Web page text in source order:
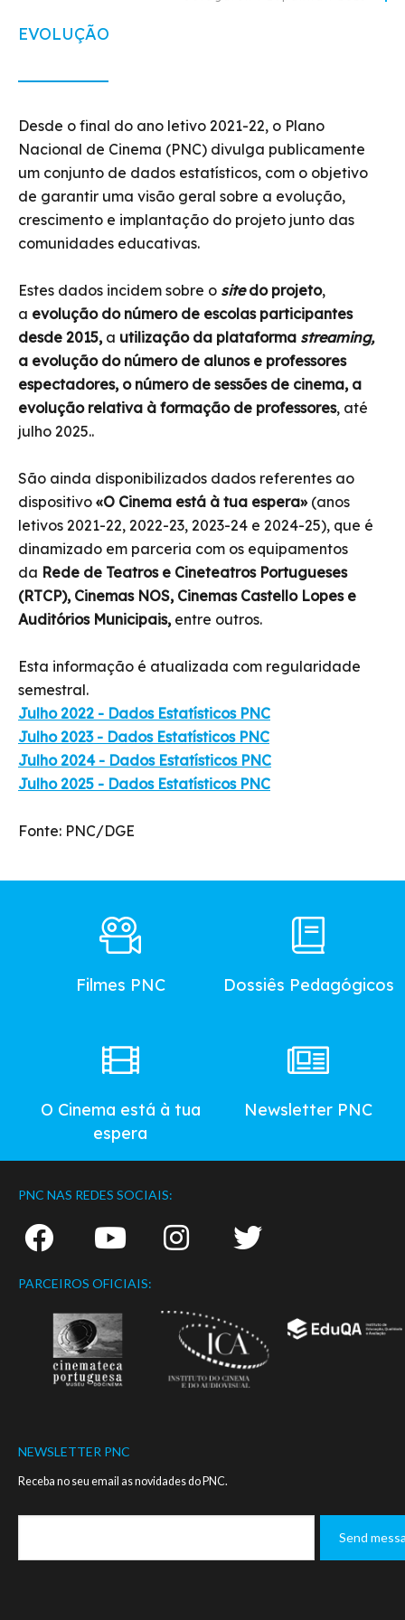
EVOLUÇÃO
Desde o final do ano letivo 2021-22, o Plano
Nacional de Cinema (PNC) divulga publicamente
um conjunto de dados estatísticos, com o objetivo
de garantir uma visão geral sobre a evolução,
crescimento e implantação do projeto junto das
comunidades educativas.
Estes dados incidem sobre o sitedo projeto,
a evolução do número de escolas participantes
desde 2015,a utilização da plataforma streaming,
a evolução do número de alunos e professores
espectadores, o número de sessões de cinema, a
evolução relativa à formação de professores, até
julho 2025..
São ainda disponibilizados dados referentes ao
dispositivo «O Cinema está à tua espera»(anos
letivos 2021-22, 2022-23, 2023-24 e 2024-25), que é
dinamizado em parceria com os equipamentos
da Rede de Teatros e Cineteatros Portugueses
(RTCP), Cinemas NOS, Cinemas Castello Lopes e
Auditórios Municipais, entre outros.
Esta informação é atualizada com regularidade
semestral.
Julho 2022 - Dados Estatísticos PNC
Julho 2023 - Dados Estatísticos PNC
Julho 2024 - Dados Estatísticos PNC
Julho 2025 - Dados Estatísticos PNC
Fonte: PNC/DGE
Filmes PNC Dossiês Pedagógicos
O Cinema está à tua
espera
Newsletter PNC
PNC NAS REDES SOCIAIS:
PARCEIROS OFICIAIS:
NEWSLETTER PNC
Receba no seu email as novidades do PNC.